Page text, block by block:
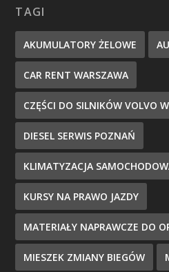
TAGI
AKUMULATORY ŻELOWE
CAR RENT WARSZAWA
CZĘŚCI DO SILNIKÓW VOLVO
DIESEL SERWIS POZNAŃ
KLIMATYZACJA
KURSY NA PRAWO JAZDY
MATERIAŁY NAPRAWCZE DO
MIESZEK ZMIANY BIEGÓW